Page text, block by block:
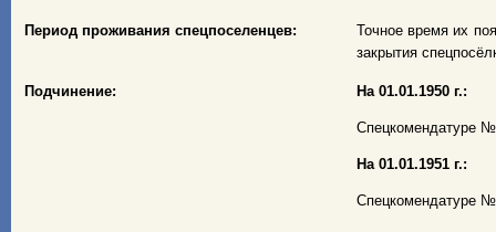
Период проживания спецпоселенцев:
Точное время их
закрытия
Подчинение: На 01.01.1950 г.:
Спецкомендатуре №
На 01.01.1951 г.:
Спецкомендатуре №